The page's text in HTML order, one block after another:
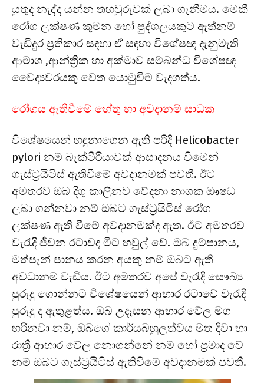
යුතුද නැද්ද යන්න තහවුරුවක් ලබා ගැනීමය. මෙකී
රෝග ලක්ෂණ කුමන හෝ පුද්ගලයකුට ඇත්නම්
වැඩිදුර ප්‍රතිකාර සඳහා ඒ සඳහා විශේෂඥ දැනුමැති
ආමාශ ,ආන්ත්‍රික හා අක්මාව සම්බන්ධ විශේෂඥ
වෛද්‍යවරයකු වෙත යොමුවීම වැදගත්ය.
රෝගය ඇතිවීමේ හේතු හා අවදානම් සාධක
විශේෂයෙන් හඳුනාගෙන ඇති පරිදි Helicobacter
pylori නම් බැක්ටීරියාවක් ආසාදනය වීමෙන්
ගැස්ට්‍රයිටිස් ඇතිවීමේ අවදානමක් පවතී. ඊට
අමතරව ඔබ දිගු කාලීනව වේදනා නාශක ඖෂධ
ලබා ගන්නවා නම් ඔබට ගැස්ට්‍රයිටිස් රෝග
ලක්ෂණ ඇති වීමේ අවදානමක්ද ඇත. ඊට අමතරව
වැරැදි ජීවන රටාවද මීට හවුල් වේ. ඔබ දුම්පානය,
මත්පැන් පානය කරන අයකු නම් ඔබට ඇති
අවධානම වැඩිය. ඊට අමතරව අපේ වැරැදි සෞඛ්‍ය
පුරුදු ගොන්නට විශේෂයෙන් ආහාර රටාවේ වැරැදි
පුරුදු ද ඇතුළත්ය. ඔබ උදෑසන ආහාර වේල මග
හරිනවා නම්, ඔබගේ කාර්යබහුලත්වය මත දිවා හා
රාත්‍රී ආහාර වේල නොගන්නේ නම් හෝ ප්‍රමාද වේ
නම් ඔබට ගැස්ට්‍රයිටිස් ඇතිවීමේ අවදානමක් පවතී.